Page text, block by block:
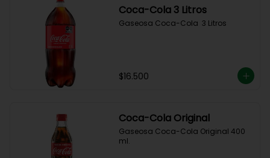
Coca-Cola 3 Litros
Gaseosa Coca-Cola  3 Litros
$16.500
Coca-Cola Original
Gaseosa Coca-Cola Original 400
ml.